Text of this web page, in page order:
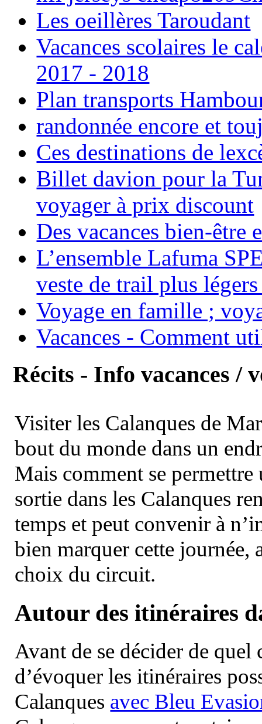
Les oeillères Taroudant
Vacances scolaires le
2017 - 2018
Plan transports
randonnée encore et
Ces destinations de
Billet davion pour la
voyager à prix discount
Des vacances bien-être
L’ensemble Lafuma
veste de trail plus
Voyage en famille ;
Vacances - Comment
Récits - Info vacances /
Visiter les Calanques de
bout du monde dans un
Mais comment se permettre
sortie dans les Calanques
temps et peut convenir à
bien marquer cette journée,
choix du circuit.
Autour des itinéraires
Avant de se décider de
d’évoquer les itinéraires
Calanques avec Bleu